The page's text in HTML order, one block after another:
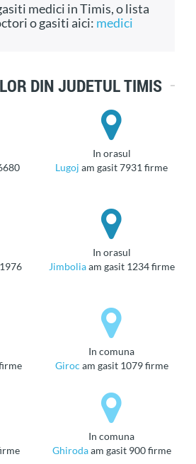
medici in Timis, o lista
o gasiti aici: medici
DIN JUDETUL TIMIS
in orasul
Lugoj am gasit 7931 firme
in orasul
Jimboliaam gasit 1234 firme
in comuna
Giroc am gasit 1079 firme
in comuna
Ghirodaam gasit 900 firme